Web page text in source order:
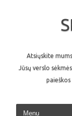
Atsiųskite
Jūsų verslo